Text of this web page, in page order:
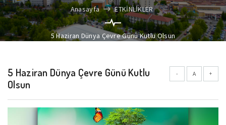
Anasayfa ETKİNLİKLER
5 Haziran Dünya Çevre Günü Kutlu Olsun
- A +
5 Haziran Dünya Çevre Günü Kutlu
Olsun